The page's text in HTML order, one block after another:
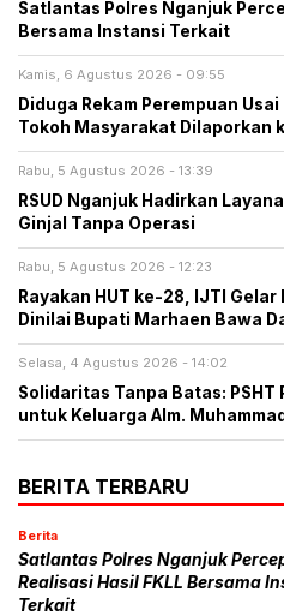
Satlantas Polres Nganjuk
Bersama Instansi Terkait
Kamis, 6 Agustus 2026 - 09:55
Diduga Rekam Perempuan
Tokoh Masyarakat Dilaporkan
Rabu, 5 Agustus 2026 - 13:39
RSUD Nganjuk Hadirkan
Ginjal Tanpa Operasi
Rabu, 5 Agustus 2026 - 12:23
Rayakan HUT ke-28, IJTI
Dinilai Bupati Marhaen Bawa
Selasa, 4 Agustus 2026 - 14:02
Solidaritas Tanpa Batas: PSHT
untuk Keluarga Alm.
BERITA TERBARU
Berita
Satlantas Polres Nganjuk
Realisasi Hasil FKLL Bersama
Terkait